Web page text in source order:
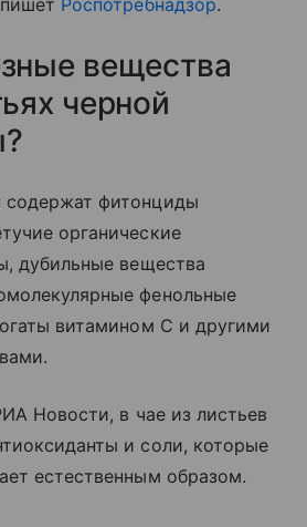
вещества
черной
фитонциды
органические
дубильные вещества
фенольные
витамином С и другими
Новости, в чае из листьев
и соли, которые
естественным образом.